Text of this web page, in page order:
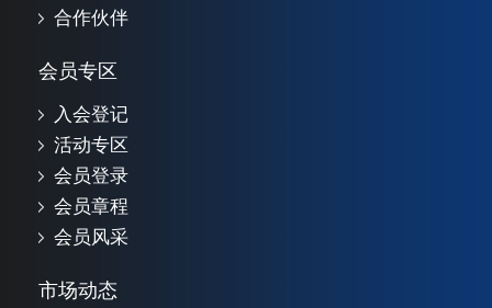
合作伙伴
会员专区
入会登记
活动专区
会员登录
会员章程
会员风采
市场动态